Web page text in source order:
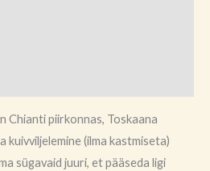
Chianti piirkonnas, Toskaana
kuivviljelemine (ilma kastmiseta)
sügavaid juuri, et pääseda ligi